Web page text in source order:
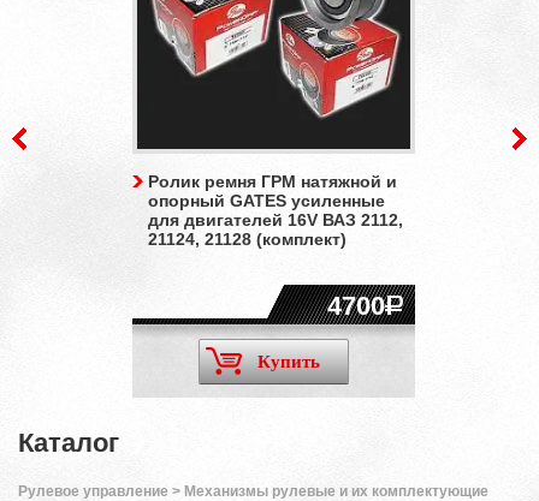
Ролик ремня ГРМ натяжной и
опорный GATES усиленные
для двигателей 16V ВАЗ 2112,
21124, 21128 (комплект)
4700
Купить
Каталог
Рулевое управление > Механизмы рулевые и их комплектующие